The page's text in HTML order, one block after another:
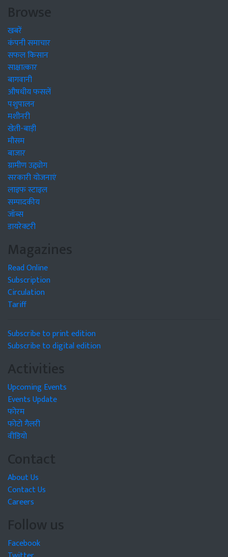
Browse
खबरें
कंपनी समाचार
सफल किसान
साक्षात्कार
बागवानी
औषधीय फसलें
पशुपालन
मशीनरी
खेती-बाड़ी
मौसम
बाजार
ग्रामीण उद्द्योग
सरकारी योजनाएं
लाइफ स्टाइल
सम्पादकीय
जॉब्स
डायरेक्टरी
Magazines
Read Online
Subscription
Circulation
Tariff
Subscribe to print edition
Subscribe to digital edition
Activities
Upcoming Events
Events Update
फोरम
फोटो गैलरी
वीडियो
Contact
About Us
Contact Us
Careers
Follow us
Facebook